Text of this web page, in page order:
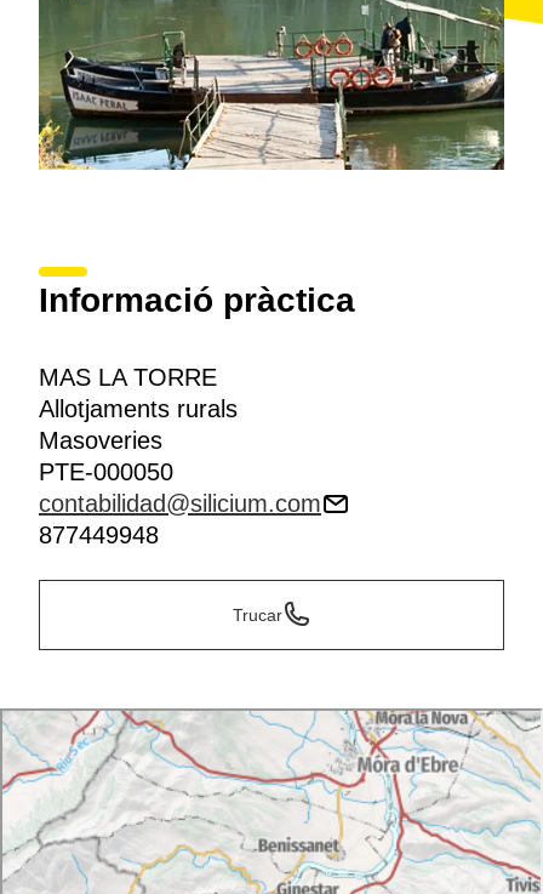
Informació pràctica
MAS LA TORRE
Allotjaments rurals
Masoveries
PTE-000050
contabilidad@silicium.com
877449948
Trucar